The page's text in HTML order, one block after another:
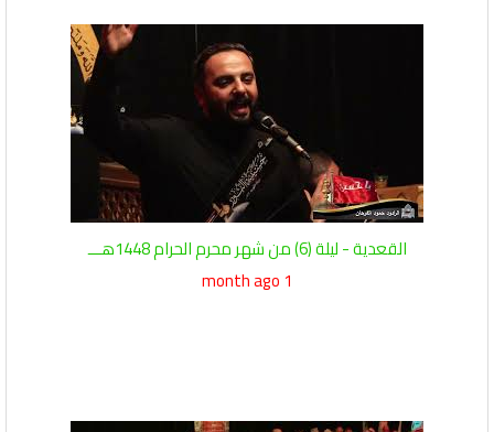
القعدية - ليلة (6) من شهر محرم الحرام 1448هـــ
1 month ago